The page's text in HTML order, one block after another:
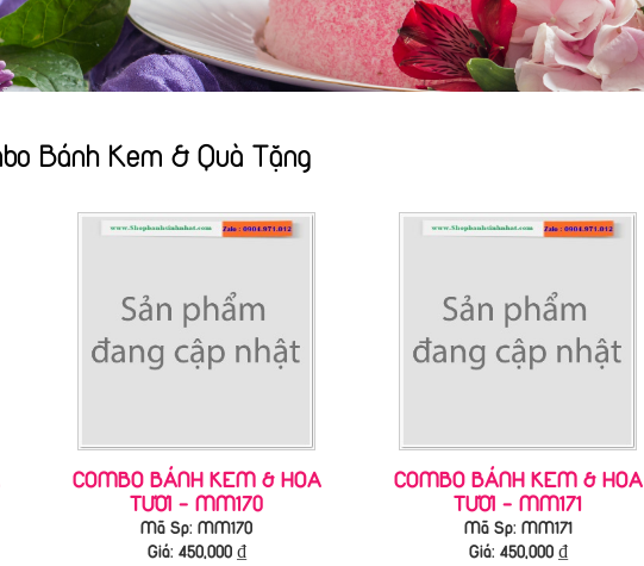
Bánh Kem & Quà Tặng
COMBO BÁNH KEM & HOA
TƯƠI - MM170
Mã Sp: MM170
Giá: 450,000₫
COMBO BÁNH KEM & HOA
TƯƠI - MM171
Mã Sp: MM171
Giá: 450,000₫